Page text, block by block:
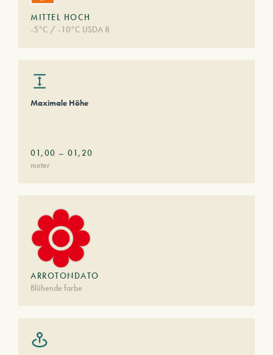
MITTEL HOCH
-5°C / -10°C USDA 8
Maximale Höhe
01,00 – 01,20
meter
ARROTONDATO
Blühende farbe